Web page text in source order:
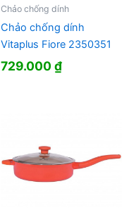
Chảo chống dính
Chảo chống dính
Vitaplus Fiore 2350351
729.000₫